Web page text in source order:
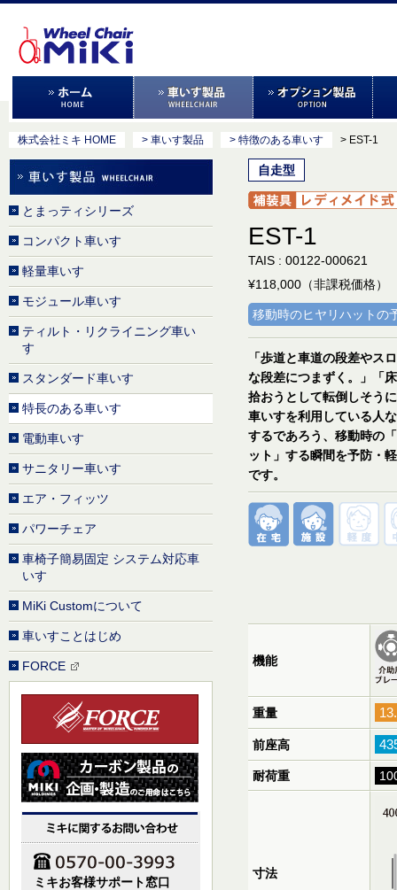
株式会社ミキ HOME > 車いす製品 > 特徴のある車いす > EST-1
自走型
EST-1
TAIS : 00122-000621
¥118,000（非課税価格）
移動時のヒヤリハットの
「歩道と車道の段差やス
な段差につまずく。」「
拾おうとして転倒しそう
車いすを利用している人
するであろう、移動時の
ット」する瞬間を予防・
です。
機能
重量
前座高
耐荷重
寸法
とまっティシリーズ
コンパクト車いす
軽量車いす
モジュール車いす
ティルト・リクライニング車い
す
スタンダード車いす
特長のある車いす
電動車いす
サニタリー車いす
エア・フィッツ
パワーチェア
車椅子簡易固定 システム対応車
いす
MiKi Customについて
車いすことはじめ
FORCE
ミキお客様サポート窓口